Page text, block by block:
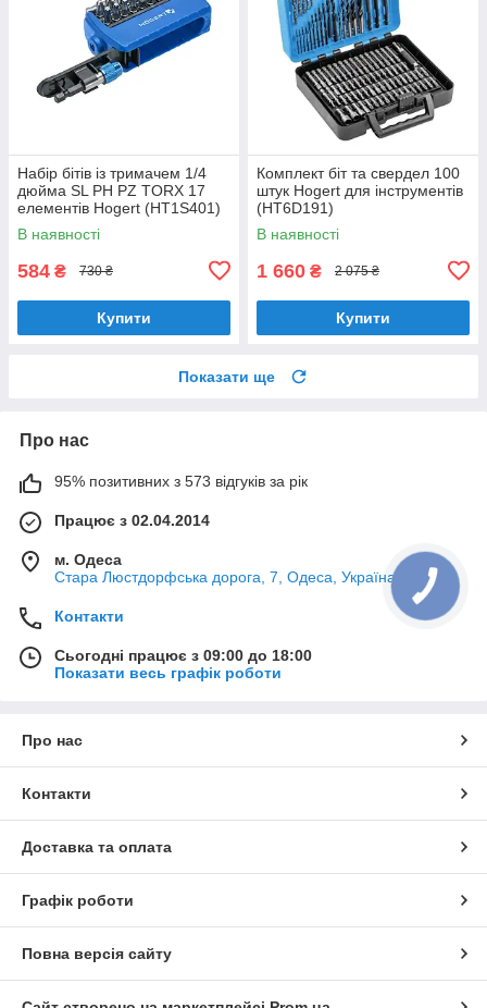
Набір бітів із тримачем 1/4
дюйма SL PH PZ TORX 17
елементів Hogert (HT1S401)
В наявності
584 ₴ 730 ₴
Купити
Комплект біт та свердел 100
штук Hogert для інструментів
(HT6D191)
В наявності
1 660 ₴ 2 075 ₴
Купити
Показати ще
Про нас
95% позитивних з 573 відгуків за рік
Працює з 02.04.2014
м. Одеса
Стара Люстдорфська дорога, 7, Одеса, Україна
Контакти
Сьогодні працює з 09:00 до 18:00
Показати весь графік роботи
Про нас
Контакти
Доставка та оплата
Графік роботи
Повна версія сайту